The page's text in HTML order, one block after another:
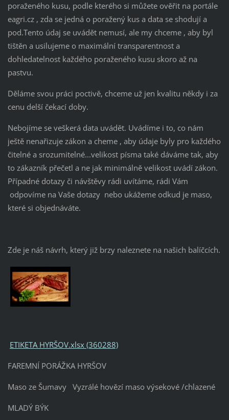
poraženého kusu, podle kterého si můžete ověřit na portále
eagri.cz , zda se jedná o poražený kus a data se shodují a
pod.Tento údaj se uvádět nemusí, ale my chceme , aby byl
tištěn a usilujeme o maximální transparentnost a
dohledatelnost každého poraženého kusu skoro až na
pastvu.
Děláme svou práci poctivě, chceme už jen kvalitu někdy i za
cenu delší čekací doby.
Nebojíme se veškerá data uvádět. Uvádíme i to, co nám
ještě nenařizuje zákon a cheme , aby údaje byly pro každého
čitelné a srozumitelné...velikost písma také dáváme tak, aby
to zákazník přečetl a ne jak minimálně velikost uvádí zákon.
Případné dotazy či návštěvy rádi uvítáme, rádi Vám
odpovíme na Vaše dotazy nebo ukážeme odkud je maso,
které si objednáváte.
Zde je náš návrh, který již brzy naleznete na našich balíčcích.
ETIKETA HYRŠOV.xlsx (360288)
FAREMNÍ PORÁŽKA HYRŠOV
Maso ze Šumavy Vyzrálé hovězí maso výsekové /chlazené
MLADÝ BÝK